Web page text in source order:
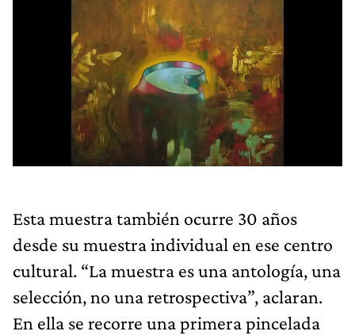
Esta muestra también ocurre 30 años
desde su muestra individual en ese centro
cultural. “La muestra es una antología, una
selección, no una retrospectiva”, aclaran.
En ella se recorre una primera pincelada